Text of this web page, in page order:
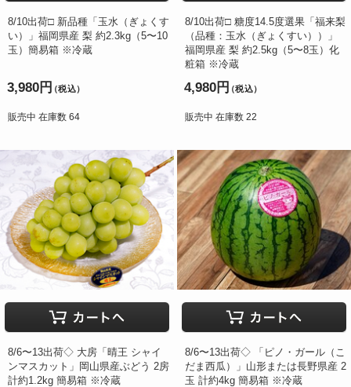
8/10出荷□ 新品種「玉水（ぎょくす
い）」福岡県産 梨 約2.3kg（5〜10
玉）簡易箱 ※冷蔵
3,980円（税込）
販売中 在庫数 64
8/10出荷□ 糖度14.5度選果「福来梨
（品種：玉水（ぎょくすい））」
福岡県産 梨 約2.5kg（5〜8玉）化
粧箱 ※冷蔵
4,980円（税込）
販売中 在庫数 22
8/6〜13出荷◇ 大房「晴王 シャイ
ンマスカット」岡山県産ぶどう 2房
計約1.2kg 簡易箱 ※冷蔵
8/6〜13出荷◇ 「ピノ・ガール（こ
だま西瓜）」山形または長野県産 2
玉 計約4kg 簡易箱 ※冷蔵